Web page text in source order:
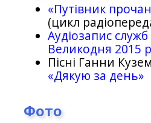
«Путівник
(цикл
Аудіозапис
Великодня 2015
Пісні Ганни
«Дякую за день»
Фото